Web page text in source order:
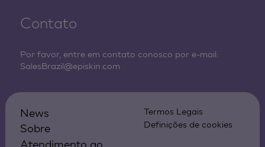
Contato
Por favor, entre em contato conosco por e-mail:
SalesBrazil@episkin.com
News
Sobre
Atendimento ao
Termos Legais
Definições de cookies